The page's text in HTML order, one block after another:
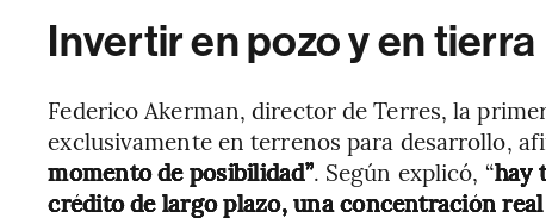
Invertir en pozo y en tierra
Federico Akerman, director de Terres, la
exclusivamente en terrenos para desarrollo,
momento de posibilidad”. Según explicó, “hay
crédito de largo plazo, una concentración